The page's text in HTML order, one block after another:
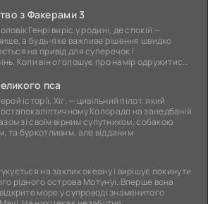
з Факерами 3
Генрі виріс у родині, де спокій —
а будь-яке важливе рішення швидко
на привід для суперечок і
Коли він оголошує про намір одружитися,
пса
історії, Хіг, — цивільний пілот, який
Колорадо на занедбаній
зі своїм вірним супутником, собакою
та буркотливим, але відданим
на заклик океану і вирішує покинути
рідного острова Мотунуї. Вперше вона
море у супроводі знаменитого